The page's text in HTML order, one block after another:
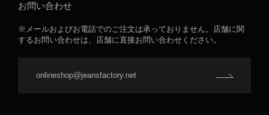
お問い合わせ
※メールおよびお電話でのご注文は承っておりません。店舗に関
するお問い合わせは、店舗に直接お問い合わせください。
onlineshop@jeansfactory.net